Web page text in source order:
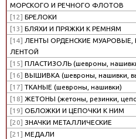
МОРСКОГО И РЕЧНОГО ФЛОТОВ
[12] БРЕЛОКИ
[13] БЛЯХИ И ПРЯЖКИ К РЕМНЯМ
[14] ЛЕНТЫ ОРДЕНСКИЕ МУАРОВЫЕ,
ЛЕНТОЙ
[15] ПЛАСТИЗОЛЬ (шевроны,
[16] ВЫШИВКА (шевроны, нашивки,
[17] ТКАНЫЕ (шевроны, нашивки)
[18] ЖЕТОНЫ (жетоны, резинки,
[19] ОБЛОЖКИ И ЦЕПОЧКИ К НИМ
[20] ЗНАЧКИ МЕТАЛЛИЧЕСКИЕ
[21] МЕДАЛИ